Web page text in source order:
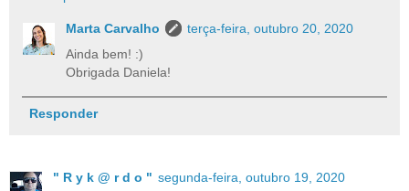
Marta Carvalho
terça-feira, outubro 20, 2020
Ainda bem! :)
Obrigada Daniela!
Responder
" R y k @ r d o " segunda-feira, outubro 19, 2020